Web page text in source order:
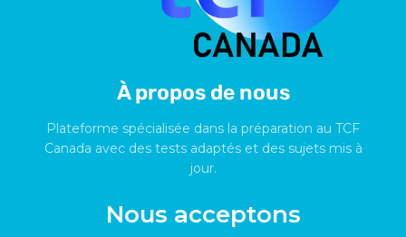
À propos de nous
Plateforme spécialisée dans la préparation au TCF
Canada avec des tests adaptés et des sujets mis à
jour.
Nous acceptons